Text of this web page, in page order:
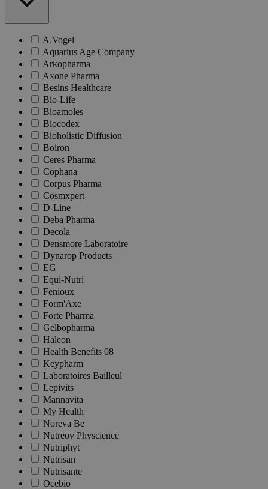
A.Vogel
Aquarius Age Company
Arkopharma
Axone Pharma
Besins Healthcare
Bio-Life
Bioamoles
Biocodex
Bioholistic Diffusion
Boiron
Ceres Pharma
Cophana
Corpus Pharma
Cosmxpert
D-Line
Deba Pharma
Decola
Densmore Laboratoire
Dynarop Products
EG
Equi-Nutri
Fenioux
Form'Axe
Forte Pharma
Gelbopharma
Haleon
Health Benefits 08
Keypharm
Laboratoires Bailleul
Lepivits
Mannavita
My Health
Noreva Be
Nutreov Physcience
Nutriphyt
Nutrisan
Nutrisante
Ocebio